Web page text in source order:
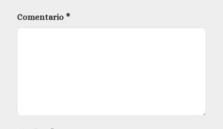
Comentario *